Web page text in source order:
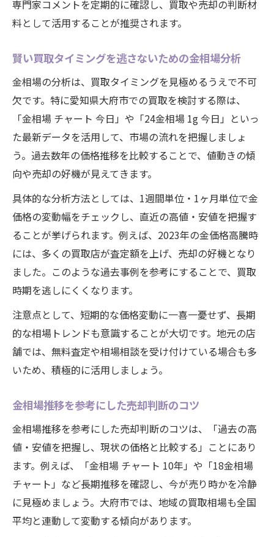
専門家コメントを定期的に確認し、買取や売却の判断材
料として活用することが推奨されます。
賢い買取タイミングを逃さないための金相場分析
金相場の分析は、買取タイミングを見極めるうえで不可
欠です。特に愛知県大府市での買取を検討する際は、
「金相場 チャート 今日」や「24金相場 1g 今日」といっ
た最新データを活用して、市場の流れを把握しましょ
う。過去数年の価格推移を比較することで、値動きの傾
向や売却の好機が見えてきます。
具体的な分析方法としては、1週間単位・1ヶ月単位で金
価格の変動幅をチェックし、直近の高値・安値を把握す
ることが挙げられます。例えば、2023年の金価格高騰時
には、多くの買取店が査定額を上げ、売却の好機となり
ました。このような過去事例を参考にすることで、買取
時期を逃しにくくなります。
注意点として、短期的な価格変動に一喜一憂せず、長期
的な相場トレンドも意識することが大切です。地元の店
舗では、無料査定や相場相談を受け付けている場合も多
いため、積極的に活用しましょう。
金相場推移を参考にした売却判断のコツ
金相場推移を参考にした売却判断のコツは、「過去の高
値・安値を把握し、現状の価格と比較する」ことにあり
ます。例えば、「金相場 チャート 10年」や「18金相場
チャート」など長期推移を確認し、今が売り時かを冷静
に見極めましょう。大府市では、地域の買取相場も全国
平均と連動して変動する傾向があります。